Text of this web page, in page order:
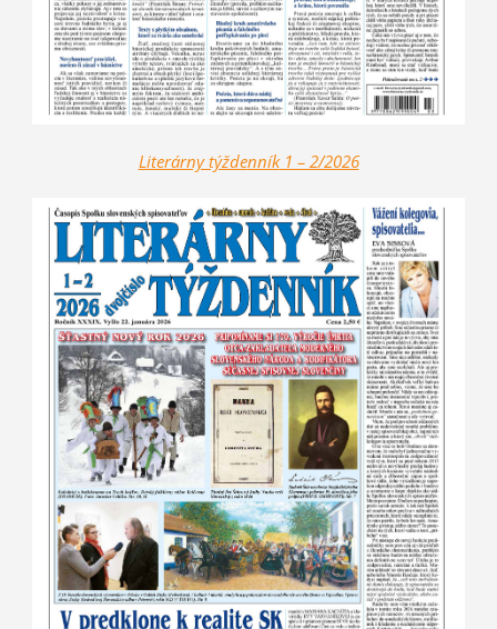
Literárny týždenník1 – 2/2026